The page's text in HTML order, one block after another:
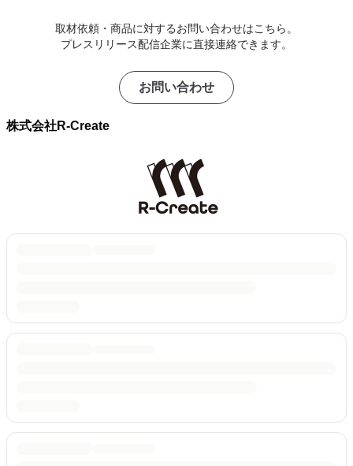
取材依頼・商品に対するお問い合わせはこちら。
プレスリリース配信企業に直接連絡できます。
お問い合わせ
株式会社R-Create